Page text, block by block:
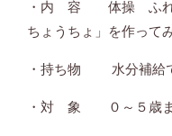
・内 容 体操 ふれ
ちょうちょ」を作って
・持ち物 水分補給
・対 象 ０～５歳ま